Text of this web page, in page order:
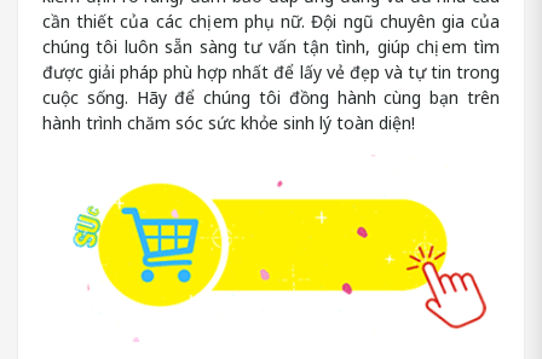
cần thiết của các chị em phụ nữ. Đội ngũ chuyên gia của
chúng tôi luôn sẵn sàng tư vấn tận tình, giúp chị em tìm
được giải pháp phù hợp nhất để lấy vẻ đẹp và tự tin trong
cuộc sống. Hãy để chúng tôi đồng hành cùng bạn trên
hành trình chăm sóc sức khỏe sinh lý toàn diện!